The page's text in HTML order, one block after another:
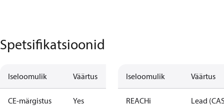
Spetsifikatsioonid
Iseloomulik Väärtus
CE-märgistus Yes
Iseloomulik Väärtus
REACHi
Lead